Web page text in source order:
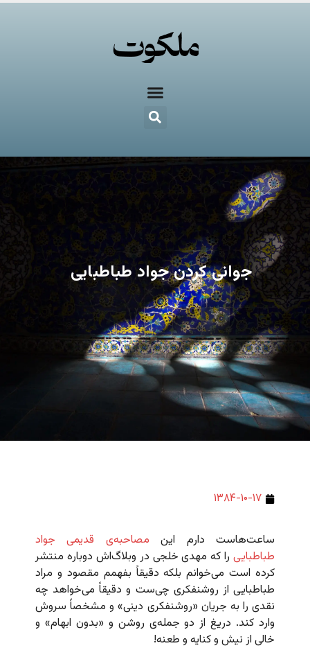
جوانی کردن جواد طباطبایی
۱۳۸۴-۱۰-۱۷
ساعت‌هاست دارم این مصاحبه‌ی قدیمی جواد
طباطبایی را که مهدی خلجی در وبلاگ‌اش دوباره منتشر
کرده است می‌خوانم بلکه دقیقاً بفهمم مقصود و مراد
طباطبایی از روشنفکری چی‌ست و دقیقاً می‌خواهد چه
نقدی را به جریان «روشنفکری دینی» و مشخصاً سروش
وارد کند. دریغ از دو جمله‌ی روشن و «بدون ابهام» و
خالی از نیش و کنایه و طعنه!